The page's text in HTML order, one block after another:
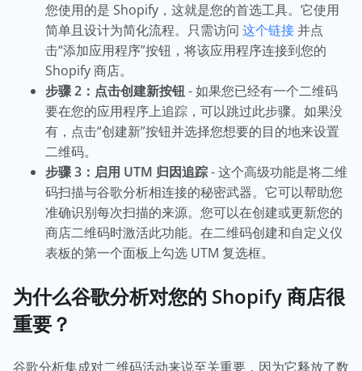
您使用的是 Shopify，这就是您的首选工具。它使用
简单且设计为简化流程。只需访问 这个链接 并点
击“添加应用程序”按钮，将该应用程序连接到您的
Shopify 商店。
步骤 2：点击创建新按钮 - 如果您已经有一个二维码
要在您的应用程序上追踪，可以跳过此步骤。如果没
有，点击“创建新”按钮并选择您想要的目的地来设置
二维码。
步骤 3：启用 UTM 归因追踪- 这个高级功能是将二维
码扫描与谷歌分析相连接的秘密武器。它可以帮助您
准确识别每次扫描的来源。您可以在创建或更新您的
商店二维码时激活此功能。在二维码创建和自定义仪
表板的第一个面板上勾选 UTM 复选框。
为什么谷歌分析对您的 Shopify 商店很
重要？
谷歌分析集成对二维码活动来说至关重要，因为它释放了数